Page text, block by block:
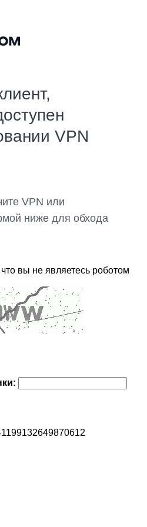
VPN
VPN или
ниже для обхода
вы не являетесь роботом